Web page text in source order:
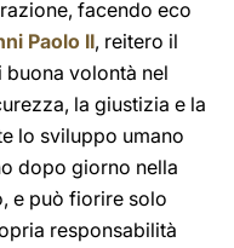
facendo eco
Paolo II, reitero il
buona volontà nel
la giustizia e la
lo sviluppo umano
dopo giorno nella
e può fiorire solo
responsabilità